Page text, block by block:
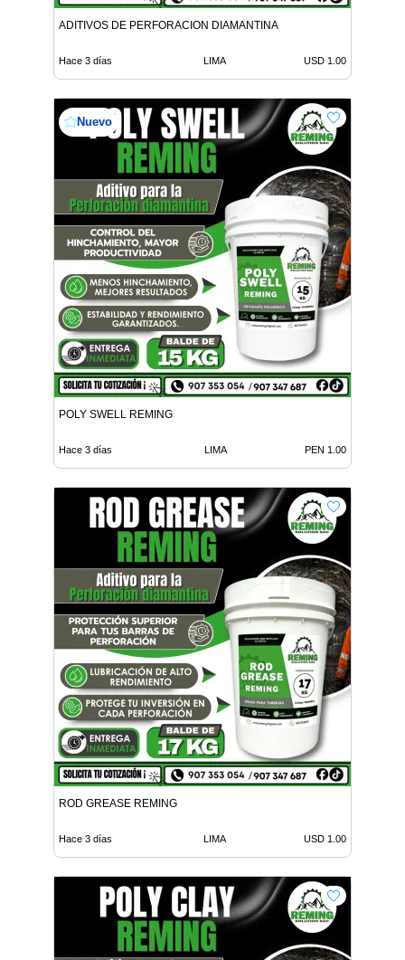
ADITIVOS DE PERFORACION DIAMANTINA
Hace 3 días LIMA USD 1.00
Nuevo
POLY SWELL REMING
Hace 3 días LIMA PEN 1.00
ROD GREASE REMING
Hace 3 días LIMA USD 1.00